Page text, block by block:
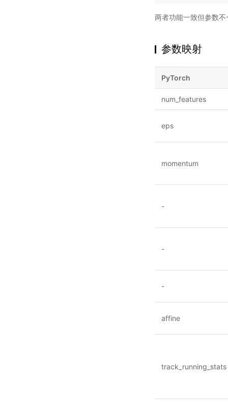
两者功能一致但参数
参数映射
PyTorch
num_features
eps
momentum
-
-
-
affine
track_running_stats